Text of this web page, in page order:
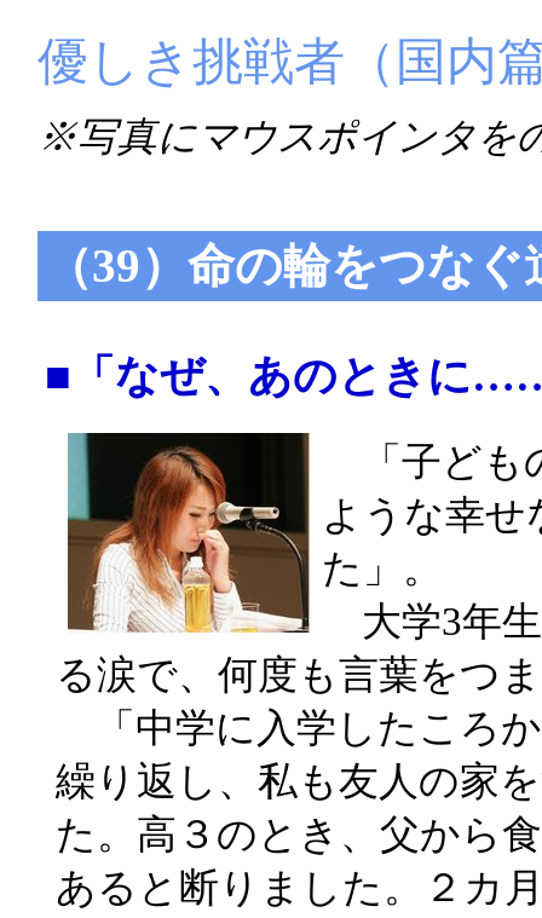
優しき挑戦者（国内
※写真にマウスポインタを
（39）命の輪をつな
■「なぜ、あのときに
「子ども
ような幸せ
た」。
大学3年
る涙で、何度も言葉をつ
「中学に入学したころ
繰り返し、私も友人の家
た。高３のとき、父から
あると断りました。２カ